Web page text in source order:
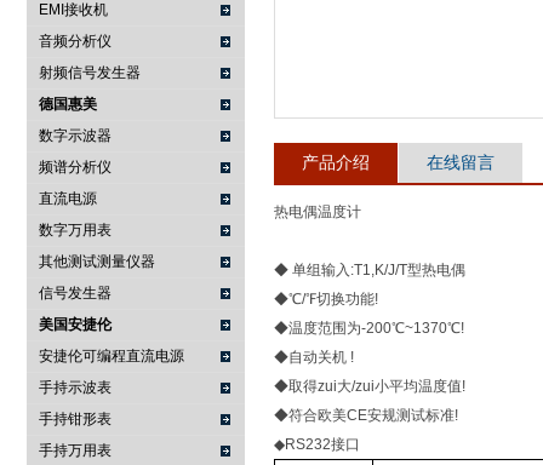
EMI接收机
音频分析仪
射频信号发生器
德国惠美
数字示波器
频谱分析仪
直流电源
数字万用表
其他测试测量仪器
信号发生器
美国安捷伦
安捷伦可编程直流电源
手持示波表
手持钳形表
手持万用表
产品介绍 在线留言
热电偶温度计
◆ 单组输入:T1,K/J/T型热电偶
◆℃/℉切换功能!
◆温度范围为-200℃~1370℃!
◆自动关机 !
◆取得zui大/zui小平均温度值!
◆符合欧美CE安规测试标准!
◆RS232接口